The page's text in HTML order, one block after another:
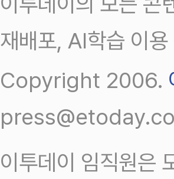
재배포, AI학습 이
Copyright 2006.
이투데이 임직원은